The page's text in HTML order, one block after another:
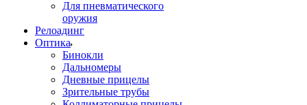
Для пневматического
оружия
Релоадинг
Оптика
Бинокли
Дальномеры
Дневные прицелы
Зрительные трубы